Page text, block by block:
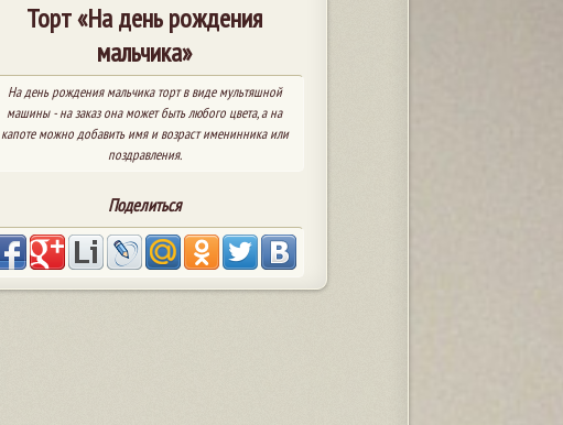
Торт «На день рождения
мальчика»
На день рождения мальчика торт в виде мультяшной
машины - на заказ она может быть любого цвета, а на
капоте можно добавить имя и возраст именинника или
поздравления.
Поделиться